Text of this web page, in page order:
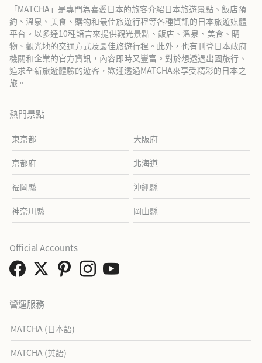
「MATCHA」是專門為喜愛日本的旅客介紹日本旅遊景點、飯店預
約、溫泉、美食、購物和最佳旅遊行程等各種資訊的日本旅遊媒體
平台。以多達10種語言來提供觀光景點、飯店、溫泉、美食、購
物、觀光地的交通方式及最佳旅遊行程。此外，也有刊登日本政府
機關和企業的官方資訊，內容即時又豐富。對於想透過出國旅行、
追求全新旅遊體驗的遊客，歡迎透過MATCHA來享受精彩的日本之
旅。
熱門景點
東京都 大阪府
京都府 北海道
福岡縣 沖繩縣
神奈川縣 岡山縣
營運服務
MATCHA (日本語)
MATCHA (英語)
Official Accounts